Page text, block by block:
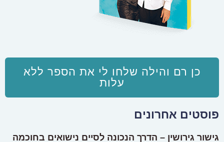
כן רם והילה שלחו לי את הספר ללא
עלות
פוסטים אחרונים
גישור גירושין – הדרך הנכונה לסיים נישואים בחוכמה